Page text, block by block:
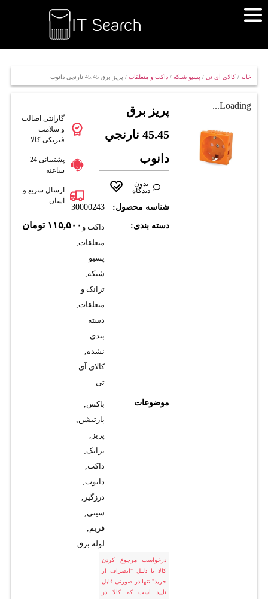
خانه/ کالای آی تی/ پسیو شبکه/ داکت و متعلقات/ پريز برق 45.45 نارنجي دانوب
Loading...
پريز برق
45.45 نارنجي
دانوب
بدون
دیدگاه
شناسه محصول: 30000243
دسته بندی:
داکت و
متعلقات,
پسیو
شبکه,
ترانک و
متعلقات,
دسته
بندی
نشده,
کالای آی
تی
موضوعات باکس,
پارتیشن,
پریز ,
ترانک,
داکت,
دانوب,
درزگیر ,
سینی,
فریم,
لوله برق
درخواست مرجوع کردن
کالا با دلیل "انصراف از
خرید" تنها در صورتی قابل
تایید است که کالا در
گارانتی اصالت
و سلامت
فیزیکی کالا
پشتیبانی 24
ساعته
ارسال سریع و
آسان
۱۱۵,۵۰۰ تومان